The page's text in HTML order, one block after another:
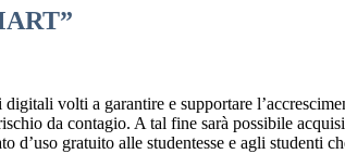
volti a garantire e supportare
da contagio. A tal fine sarà possibile
gratuito alle studentesse e agli studenti